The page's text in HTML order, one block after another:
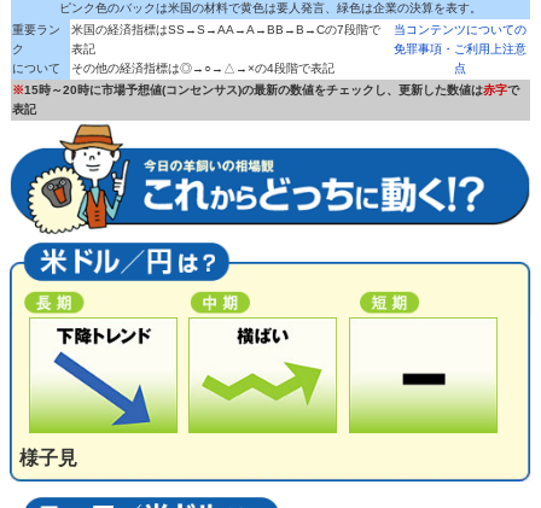
ピンク色のバックは米国の材料で黄色は要人発言、緑色は企業の決算を表す。
重要ラン
ク
について
米国の経済指標はSS→S→AA→A→BB→B→Cの7段階で
表記
その他の経済指標は◎→○→△→×の4段階で表記
当コンテンツについての
免罪事項・ご利用上注意
点
※15時～20時に市場予想値(コンセンサス)の最新の数値をチェックし、更新した数値は赤字で
表記
様子見